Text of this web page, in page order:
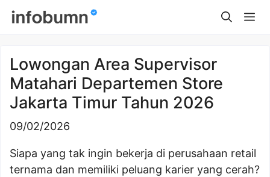
Skip
Lowongan Area Supervisor
Matahari Departemen Store
Jakarta Timur Tahun 2026
09/02/2026
Siapa yang tak ingin bekerja di perusahaan retail
ternama dan memiliki peluang karier yang cerah?